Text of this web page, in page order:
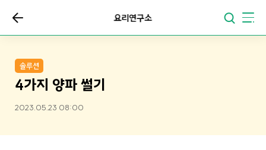
요리연구소
솔루션
4가지 양파 썰기
2023.05.23 08:00